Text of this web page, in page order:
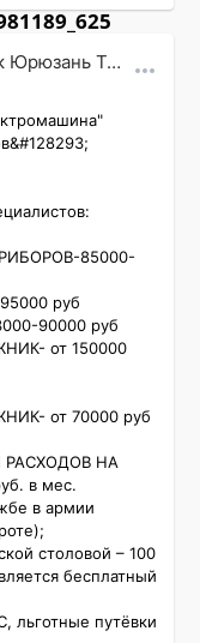
Работа У. Катав К. Ивановск Юрюзань Трехгорный
85000-
руб
90000 руб
от 150000
от 70000 руб
РАСХОДОВ НА
в мес.
в армии
столовой – 100
бесплатный
льготные путёвки